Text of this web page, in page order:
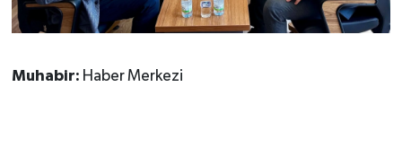
Muhabir: Haber Merkezi